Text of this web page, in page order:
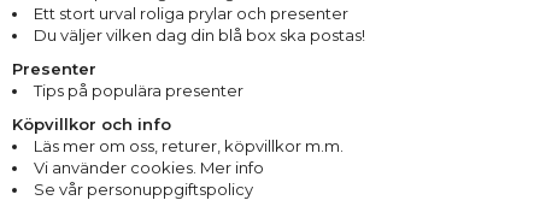
Ett stort urval roliga prylar och presenter
Du väljer vilken dag din blå box ska postas!
Presenter
Tips på populära presenter
Köpvillkor och info
Läs mer om oss, returer, köpvillkor m.m.
Vi använder cookies. Mer info
Se vår personuppgiftspolicy